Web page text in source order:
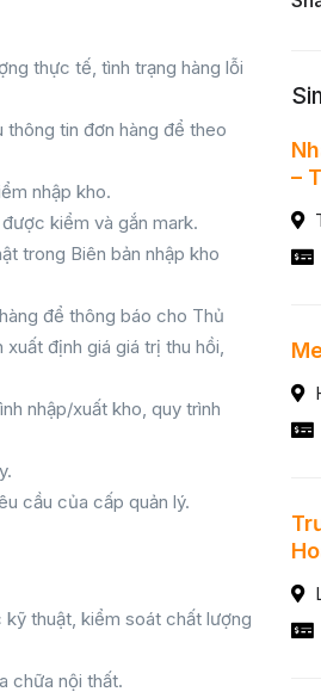
thực tế, tình trạng hàng lỗi
thông tin đơn hàng để theo
nhập kho.
kiểm và gắn mark.
trong Biên bản nhập kho
để thông báo cho Thủ
định giá giá trị thu hồi,
nhập/xuất kho, quy trình
cầu của cấp quản lý.
kỹ thuật, kiểm soát chất lượng
chữa nội thất.
–